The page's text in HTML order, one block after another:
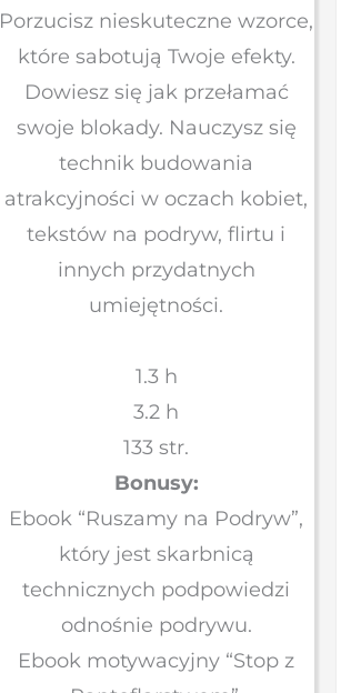
Porzucisz nieskuteczne wzorce,
które sabotują Twoje efekty.
Dowiesz się jak przełamać
swoje blokady. Nauczysz się
technik budowania
atrakcyjności w oczach kobiet,
tekstów na podryw, flirtu i
innych przydatnych
umiejętności.
1.3 h
3.2 h
133 str.
Bonusy:
Ebook “Ruszamy na Podryw”,
który jest skarbnicą
technicznych podpowiedzi
odnośnie podrywu.
Ebook motywacyjny “Stop z